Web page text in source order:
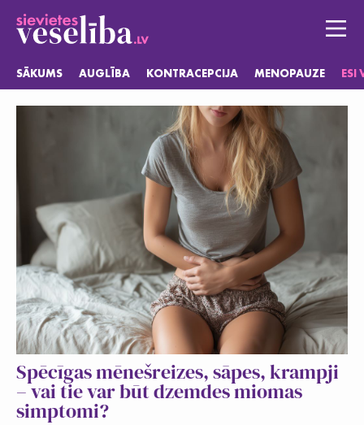
SĀKUMS AUGLĪBA KONTRACEPCIJA MENOPAUZE ESI
Sākums
Kontracepcija
Menopauze
Esi vesela
Jautājumi
Jauniešiem
Spēcīgas mēnešreizes, sāpes, krampji
– vai tie var būt dzemdes miomas
simptomi?